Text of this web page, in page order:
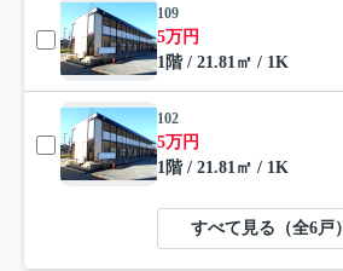
109
5万円
1階 / 21.81㎡ / 1K
102
5万円
1階 / 21.81㎡ / 1K
すべて見る（全6戸）